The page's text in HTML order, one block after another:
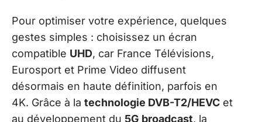
Pour optimiser votre expérience, quelques
gestes simples : choisissez un écran
compatible UHD, car France Télévisions,
Eurosport et Prime Video diffusent
désormais en haute définition, parfois en
4K. Grâce à la technologie DVB-T2/HEVC et
au développement du 5G broadcast, la